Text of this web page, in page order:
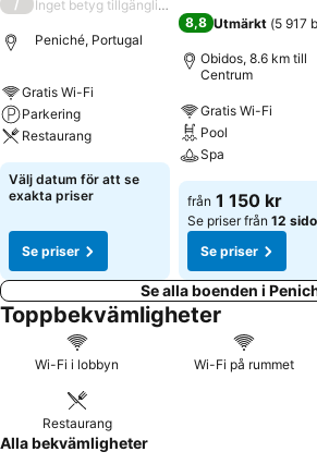
/ Inget betyg tillgängligt
Peniché, Portugal
Gratis Wi-Fi
Parkering
Restaurang
Välj datum för att se
exakta priser
Se priser
8,8 Utmärkt (5 917
Obidos, 8.6 km till
Centrum
Gratis Wi-Fi
Pool
Spa
från 1 150 kr
Se priser från 12
Se priser
Se alla boenden i
Toppbekvämligheter
Wi-Fi i lobbyn Wi-Fi på rummet
Restaurang
Alla bekvämligheter